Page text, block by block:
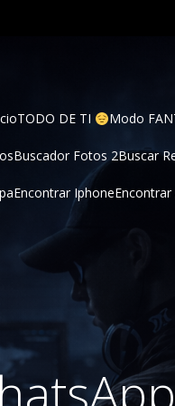
TODO DE TI Modo
Buscador Fotos 2Buscar
Encontrar Iphone